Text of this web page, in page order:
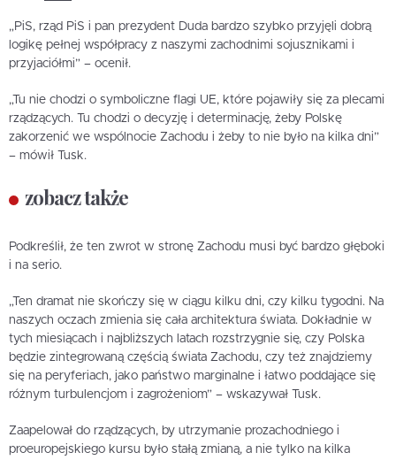
„PiS, rząd PiS i pan prezydent Duda bardzo szybko przyjęli dobrą
logikę pełnej współpracy z naszymi zachodnimi sojusznikami i
przyjaciółmi” – ocenił.
„Tu nie chodzi o symboliczne flagi UE, które pojawiły się za plecami
rządzących. Tu chodzi o decyzję i determinację, żeby Polskę
zakorzenić we wspólnocie Zachodu i żeby to nie było na kilka dni”
– mówił Tusk.
zobacz także
Podkreślił, że ten zwrot w stronę Zachodu musi być bardzo głęboki
i na serio.
„Ten dramat nie skończy się w ciągu kilku dni, czy kilku tygodni. Na
naszych oczach zmienia się cała architektura świata. Dokładnie w
tych miesiącach i najbliższych latach rozstrzygnie się, czy Polska
będzie zintegrowaną częścią świata Zachodu, czy też znajdziemy
się na peryferiach, jako państwo marginalne i łatwo poddające się
różnym turbulencjom i zagrożeniom” – wskazywał Tusk.
Zaapelował do rządzących, by utrzymanie prozachodniego i
proeuropejskiego kursu było stałą zmianą, a nie tylko na kilka